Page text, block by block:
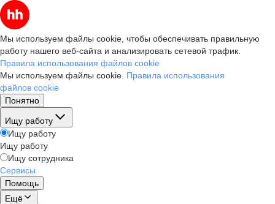
Мы используем файлы cookie, чтобы обеспечивать правильную
работу нашего веб-сайта и анализировать сетевой трафик.
Правила использования файлов cookie
Мы используем файлы cookie. Правила использования
файлов cookie
Понятно
Ищу работу
Ищу работу
Ищу работу
Ищу сотрудника
Сервисы
Помощь
Ещё